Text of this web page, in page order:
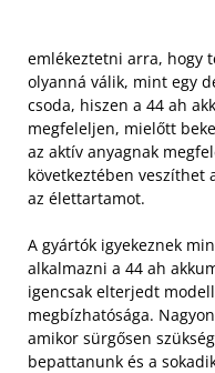
emlékeztetni arra, hogy
olyanná válik, mint egy
csoda, hiszen a 44 ah
megfeleljen, mielőtt
az aktív anyagnak
következtében veszíthet
az élettartamot.
A gyártók igyekeznek
alkalmazni a 44 ah
igencsak elterjedt
megbízhatósága.
amikor sürgősen
bepattanunk és a